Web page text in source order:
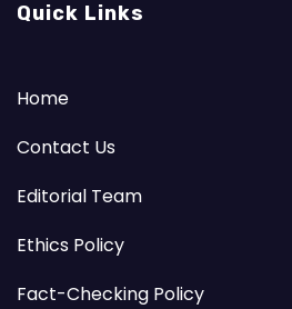
Quick Links
Home
Contact Us
Editorial Team
Ethics Policy
Fact-Checking Policy